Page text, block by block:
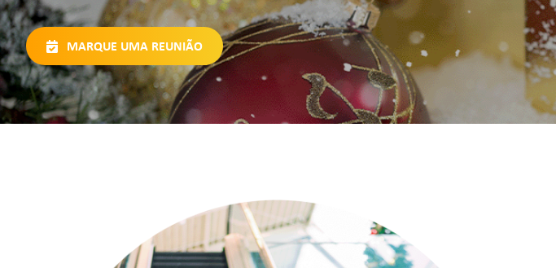
MARQUE UMA REUNIÃO